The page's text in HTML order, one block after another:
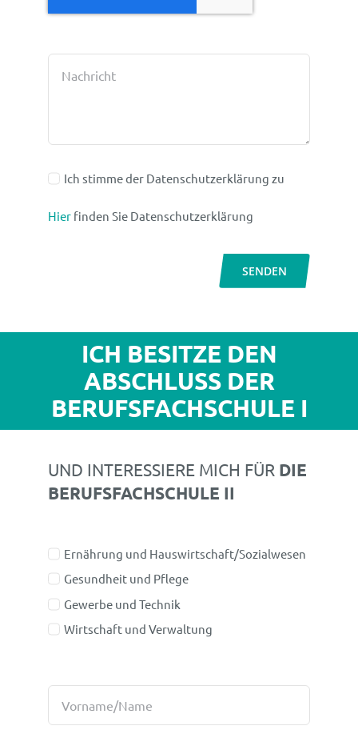
Ich stimme der Datenschutzerklärung zu
Hierfinden Sie Datenschutzerklärung
SENDEN
ICH BESITZE DEN
ABSCHLUSS DER
BERUFSFACHSCHULE I
UND INTERESSIERE MICH FÜR DIE
BERUFSFACHSCHULE II
Ernährung und Hauswirtschaft/Sozialwesen
Gesundheit und Pflege
Gewerbe und Technik
Wirtschaft und Verwaltung